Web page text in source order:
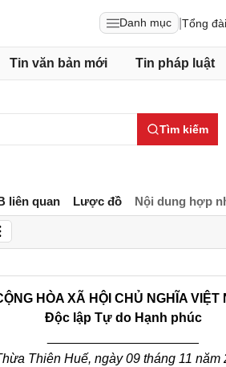
Danh mục Tổng
Tin văn bản mới Tin pháp luật
Tìm kiếm
liên quan Lược đồ Nội dung hợp
HÒA XÃ HỘI CHỦ NGHĨA VIỆT
Độc lập Tự do Hạnh phúc
Thiên Huế, ngày 09 tháng 11 năm